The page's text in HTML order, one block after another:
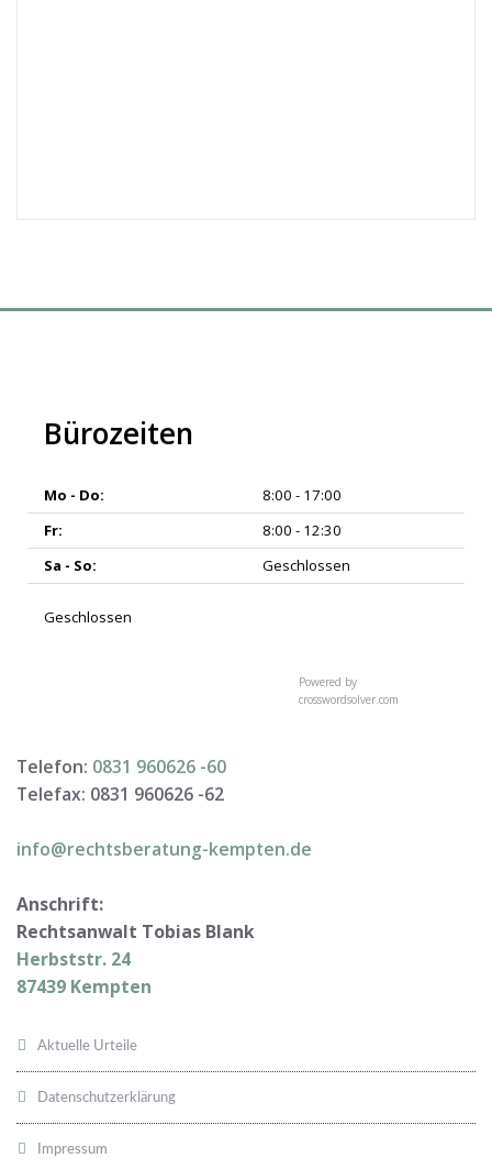
Bürozeiten
Mo - Do:
8:00 - 17:00
Fr:
8:00 - 12:30
Sa - So:
Geschlossen
Geschlossen
Powered by
crosswordsolver.com
Telefon: 0831 960626 -60
Telefax: 0831 960626 -62
info@rechtsberatung-kempten.de
Anschrift:
Rechtsanwalt Tobias Blank
Herbststr. 24
87439 Kempten
Aktuelle Urteile
Datenschutzerklärung
Impressum